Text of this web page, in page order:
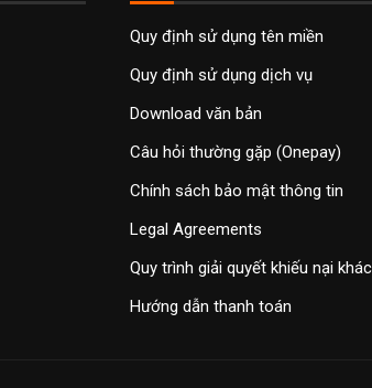
Quy định sử dụng tên miền
Quy định sử dụng dịch vụ
Download văn bản
Câu hỏi thường gặp (Onepay)
Chính sách bảo mật thông tin
Legal Agreements
Quy trình giải quyết khiếu nại
Hướng dẫn thanh toán